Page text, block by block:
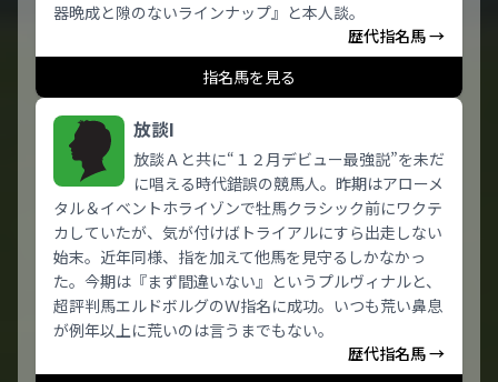
器晩成と隙のないラインナップ』と本人談。
歴代指名馬 →
指名馬を見る
放談I
放談Ａと共に“１２月デビュー最強説”を未だ
に唱える時代錯誤の競馬人。昨期はアローメ
タル＆イベントホライゾンで牡馬クラシック前にワクテ
カしていたが、気が付けばトライアルにすら出走しない
始末。近年同様、指を加えて他馬を見守るしかなかっ
た。今期は『まず間違いない』というプルヴィナルと、
超評判馬エルドボルグのＷ指名に成功。いつも荒い鼻息
が例年以上に荒いのは言うまでもない。
歴代指名馬 →